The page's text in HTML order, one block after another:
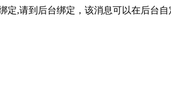
定,请到后台绑定，该消息可以在后台自